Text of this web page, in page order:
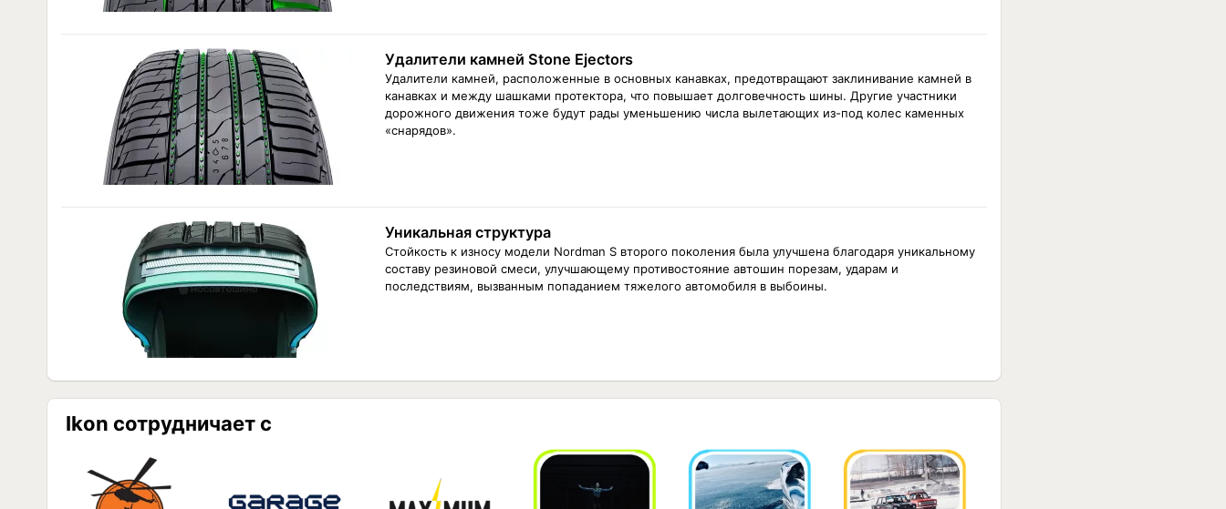
Удалители камней Stone Ejectors
Удалители камней, расположенные в основных канавках, предотвращают заклинивание камней в
канавках и между шашками протектора, что повышает долговечность шины. Другие участники
дорожного движения тоже будут рады уменьшению числа вылетающих из-под колес каменных
«снарядов».
Уникальная структура
Стойкость к износу модели Nordman S второго поколения была улучшена благодаря уникальному
составу резиновой смеси, улучшающему противостояние автошин порезам, ударам и
последствиям, вызванным попаданием тяжелого автомобиля в выбоины.
Ikon сотрудничает с